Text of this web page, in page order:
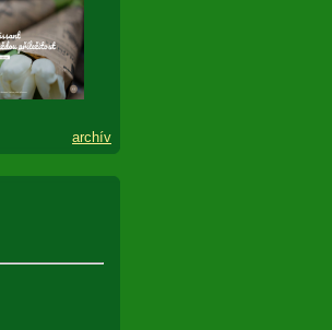
archív